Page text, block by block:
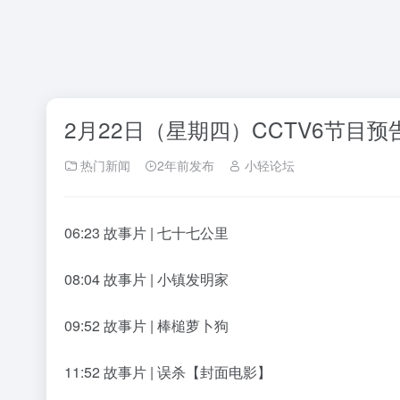
2月22日（星期四）CCTV6节目预
热门新闻 2年前发布 小轻论坛
06:23 故事片 | 七十七公里
08:04 故事片 | 小镇发明家
09:52 故事片 | 棒槌萝卜狗
11:52 故事片 | 误杀【封面电影】